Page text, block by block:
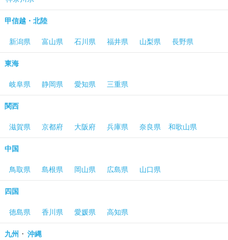
甲信越・北陸
新潟県 富山県 石川県 福井県 山梨県 長野県
東海
岐阜県 静岡県 愛知県 三重県
関西
滋賀県 京都府 大阪府 兵庫県 奈良県 和歌山県
中国
鳥取県 島根県 岡山県 広島県 山口県
四国
徳島県 香川県 愛媛県 高知県
九州 ・ 沖縄